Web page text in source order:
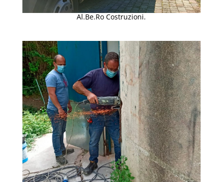
Al.Be.Ro Costruzioni.